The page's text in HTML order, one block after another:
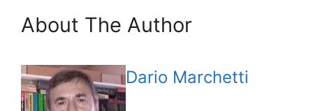
About The Author
Dario Marchetti